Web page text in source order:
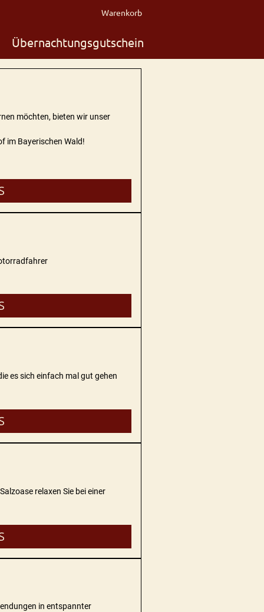
Warenkorb
Übernachtungsgutschein
möchten, bieten wir unser
im Bayerischen Wald!
es sich einfach mal gut gehen
relaxen Sie bei einer
in entspannter